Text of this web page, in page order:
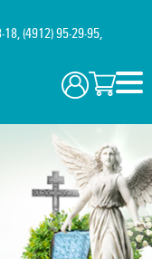
18,(4912) 95-29-95,